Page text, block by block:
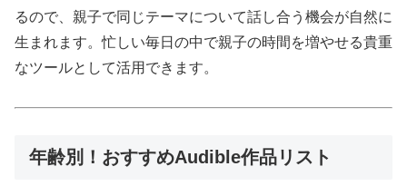
るので、親子で同じテーマについて話し合う機会が自然に
生まれます。忙しい毎日の中で親子の時間を増やせる貴重
なツールとして活用できます。
年齢別！おすすめAudible作品リスト